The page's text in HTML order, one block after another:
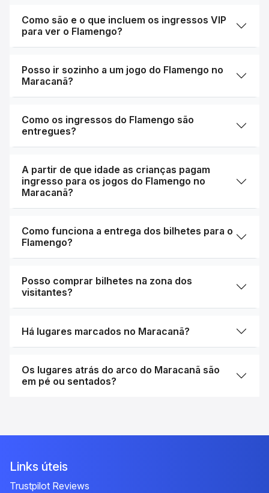
Como são e o que incluem os ingressos VIP
para ver o Flamengo?
Posso ir sozinho a um jogo do Flamengo no
Maracanã?
Como os ingressos do Flamengo são
entregues?
A partir de que idade as crianças pagam
ingresso para os jogos do Flamengo no
Maracanã?
Como funciona a entrega dos bilhetes para o
Flamengo?
Posso comprar bilhetes na zona dos
visitantes?
Há lugares marcados no Maracanã?
Os lugares atrás do arco do Maracanã são
em pé ou sentados?
Links úteis
Trustpilot Reviews